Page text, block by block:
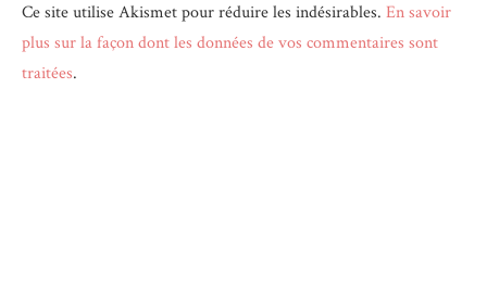
Ce site utilise Akismet pour réduire les indésirables. En savoir
plus sur la façon dont les données de vos commentaires sont
traitées.